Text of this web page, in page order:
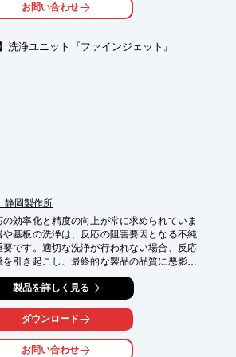
物除去 お問い合わせ
洗浄ユニット『ファインジェット』
岡製作所
効率化と精度の向上が常に求められていま
基板の洗浄は、反応の阻害要因となる不純
です。適切な洗浄が行われない場合、反応
引き起こし、最終的な製品の品質に悪影響
ります。当社洗浄ユニット『ファインジェッ
高出力まで安定した発振を提供し、化学反応
貢献します。
製品を詳しく見る
ダウンロード
お問い合わせ